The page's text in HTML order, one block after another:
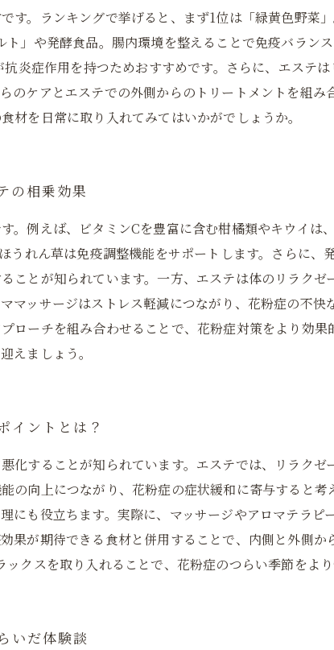
す。ランキングで挙げると、まず1位は「緑黄色野菜
」や発酵食品。腸内環境を整えることで免疫バラン
炎症作用を持つためおすすめです。さらに、エステ
のケアとエステでの外側からのトリートメントを組
を日常に取り入れてみてはいかがでしょうか。
の相乗効果
。例えば、ビタミンCを豊富に含む柑橘類やキウイは
うれん草は免疫調整機能をサポートします。さらに、
ことが知られています。一方、エステは体のリラク
マッサージはストレス軽減につながり、花粉症の不
ローチを組み合わせることで、花粉症対策をより効
えましょう。
イントとは？
化することが知られています。エステでは、リラク
の向上につながり、花粉症の症状緩和に寄与すると
にも役立ちます。実際に、マッサージやアロマテラピ
果が期待できる食材と併用することで、内側と外側
クスを取り入れることで、花粉症のつらい季節をより
いだ体験談